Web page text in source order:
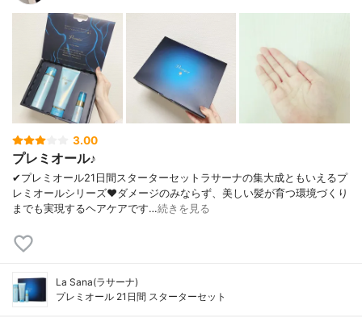
3.00
プレミオール♪
✔︎プレミオール21日間スターターセットラサーナの集大成ともいえるプ
レミオールシリーズ❤︎ダメージのみならず、美しい髪が育つ環境づくり
までも実現するヘアケアです…続きを見る
La Sana(ラサーナ)
プレミオール 21日間 スターターセット